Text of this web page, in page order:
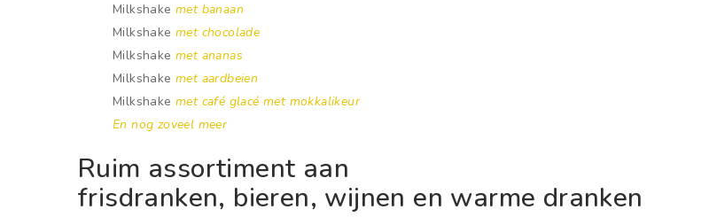
Milkshake met banaan
Milkshake met chocolade
Milkshake met ananas
Milkshake met aardbeien
Milkshake met café glacé met mokkalikeur
En nog zoveel meer
Ruim assortiment aan
frisdranken, bieren, wijnen en warme dranken